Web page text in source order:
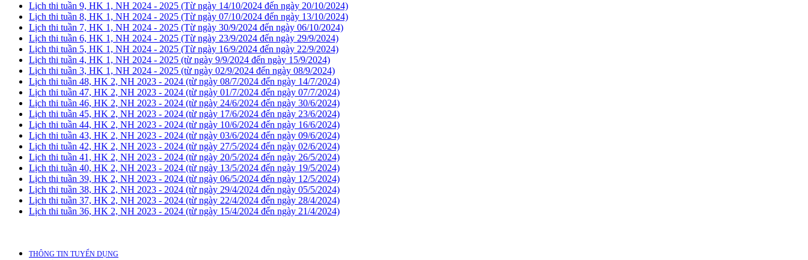
Lịch thi tuần 9, HK 1, NH 2024 - 2025 (Từ ngày 14/10/2024 đến ngày 20/10/2024)
Lịch thi tuần 8, HK 1, NH 2024 - 2025 (Từ ngày 07/10/2024 đến ngày 13/10/2024)
Lịch thi tuần 7, HK 1, NH 2024 - 2025 (Từ ngày 30/9/2024 đến ngày 06/10/2024)
Lịch thi tuần 6, HK 1, NH 2024 - 2025 (Từ ngày 23/9/2024 đến ngày 29/9/2024)
Lịch thi tuần 5, HK 1, NH 2024 - 2025 (Từ ngày 16/9/2024 đến ngày 22/9/2024)
Lịch thi tuần 4, HK 1, NH 2024 - 2025 (từ ngày 9/9/2024 đến ngày 15/9/2024)
Lịch thi tuần 3, HK 1, NH 2024 - 2025 (từ ngày 02/9/2024 đến ngày 08/9/2024)
Lịch thi tuần 48, HK 2, NH 2023 - 2024 (từ ngày 08/7/2024 đến ngày 14/7/2024)
Lịch thi tuần 47, HK 2, NH 2023 - 2024 (từ ngày 01/7/2024 đến ngày 07/7/2024)
Lịch thi tuần 46, HK 2, NH 2023 - 2024 (từ ngày 24/6/2024 đến ngày 30/6/2024)
Lịch thi tuần 45, HK 2, NH 2023 - 2024 (từ ngày 17/6/2024 đến ngày 23/6/2024)
Lịch thi tuần 44, HK 2, NH 2023 - 2024 (từ ngày 10/6/2024 đến ngày 16/6/2024)
Lịch thi tuần 43, HK 2, NH 2023 - 2024 (từ ngày 03/6/2024 đến ngày 09/6/2024)
Lịch thi tuần 42, HK 2, NH 2023 - 2024 (từ ngày 27/5/2024 đến ngày 02/6/2024)
Lịch thi tuần 41, HK 2, NH 2023 - 2024 (từ ngày 20/5/2024 đến ngày 26/5/2024)
Lịch thi tuần 40, HK 2, NH 2023 - 2024 (từ ngày 13/5/2024 đến ngày 19/5/2024)
Lịch thi tuần 39, HK 2, NH 2023 - 2024 (từ ngày 06/5/2024 đến ngày 12/5/2024)
Lịch thi tuần 38, HK 2, NH 2023 - 2024 (từ ngày 29/4/2024 đến ngày 05/5/2024)
Lịch thi tuần 37, HK 2, NH 2023 - 2024 (từ ngày 22/4/2024 đến ngày 28/4/2024)
Lịch thi tuần 36, HK 2, NH 2023 - 2024 (từ ngày 15/4/2024 đến ngày 21/4/2024)
THÔNG TIN TUYỂN DỤNG